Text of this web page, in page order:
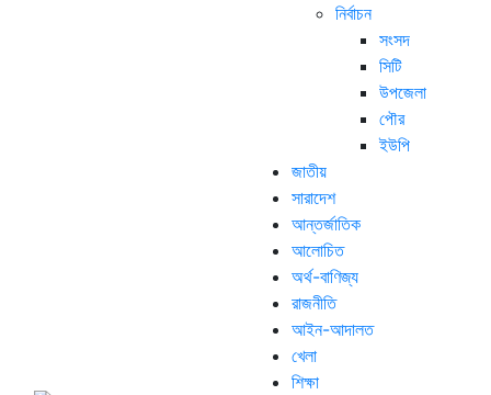
নির্বাচন
সংসদ
সিটি
উপজেলা
পৌর
ইউপি
জাতীয়
সারাদেশ
আন্তর্জাতিক
আলোচিত
অর্থ-বাণিজ্য
রাজনীতি
আইন-আদালত
খেলা
শিক্ষা